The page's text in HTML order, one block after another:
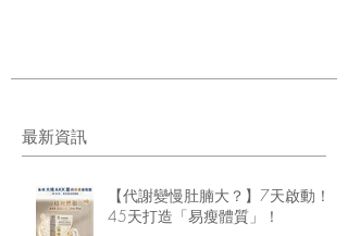
最新資訊
【代謝變慢肚腩大？】7天啟動！
45天打造「易瘦體質」！